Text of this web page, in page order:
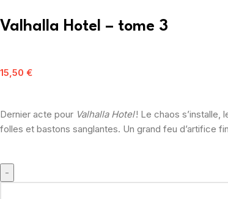
Valhalla Hotel – tome 3
15,50 €
Dernier acte pour Valhalla Hotel! Le chaos s’installe,
folles et bastons sanglantes. Un grand feu d’artifice